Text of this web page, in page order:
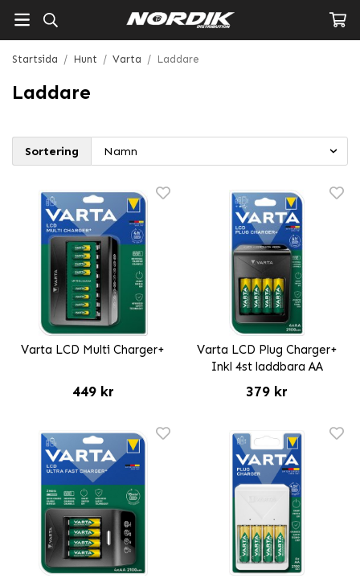
Startsida / Hunt / Varta / Laddare
Laddare
Sortering
Varta LCD Multi Charger+
449 kr
Varta LCD Plug Charger+
Inkl 4st laddbara AA
379 kr